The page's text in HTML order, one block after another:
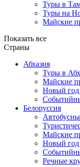
Туры в
Туры на
Майские
Показать все
Страны
Абхазия
Туры в
Майские
Новый год
Белоруссия
Майские
Новый год
Речные